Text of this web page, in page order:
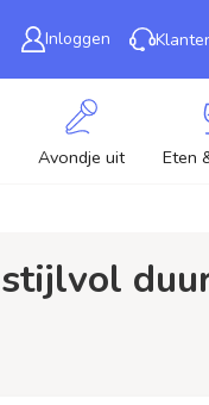
Inloggen
Avondje uit Eten